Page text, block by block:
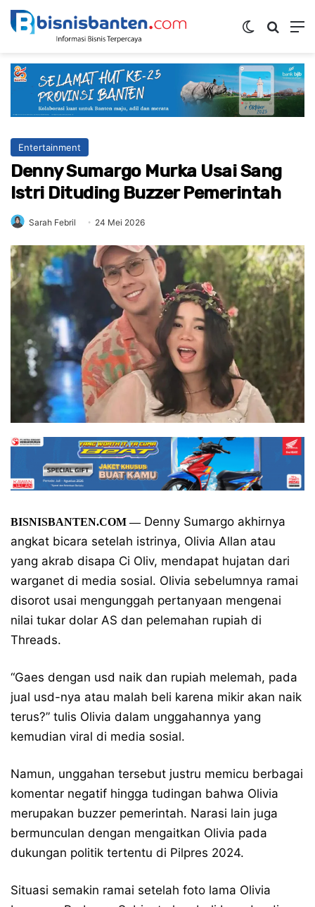
Switch skin
Entertainment
Denny Sumargo Murka Usai Sang
Istri Dituding Buzzer Pemerintah
Sarah Febril 24 Mei 2026
BISNISBANTEN.COM—Denny Sumargo akhirnya
angkat bicara setelah istrinya, Olivia Allan atau
yang akrab disapa Ci Oliv, mendapat hujatan dari
warganet di media sosial. Olivia sebelumnya ramai
disorot usai mengunggah pertanyaan mengenai
nilai tukar dolar AS dan pelemahan rupiah di
Threads.
“Gaes dengan usd naik dan rupiah melemah, pada
jual usd-nya atau malah beli karena mikir akan naik
terus?” tulis Olivia dalam unggahannya yang
kemudian viral di media sosial.
Namun, unggahan tersebut justru memicu berbagai
komentar negatif hingga tudingan bahwa Olivia
merupakan buzzer pemerintah. Narasi lain juga
bermunculan dengan mengaitkan Olivia pada
dukungan politik tertentu di Pilpres 2024.
Situasi semakin ramai setelah foto lama Olivia